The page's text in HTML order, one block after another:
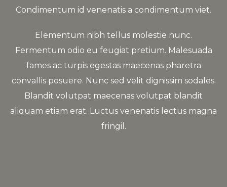
Condimentum id venenatis a condimentum viet.
Elementum nibh tellus molestie nunc.
Fermentum odio eu feugiat pretium. Malesuada
fames ac turpis egestas maecenas pharetra
convallis posuere. Nunc sed velit dignissim sodales.
Blandit volutpat maecenas volutpat blandit
aliquam etiam erat. Luctus venenatis lectus magna
fringil.